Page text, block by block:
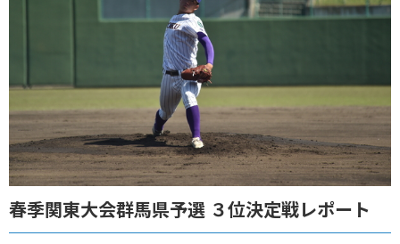
春季関東大会群馬県予選 ３位決定戦レポート